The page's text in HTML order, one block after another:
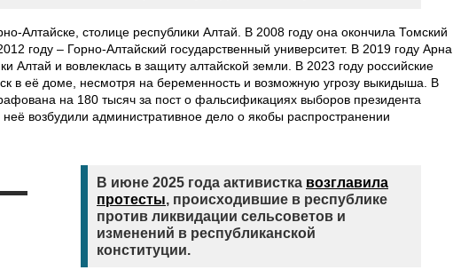
Алтайске, столице республики Алтай. В 2008 году она окончила Томский
году – Горно-Алтайский государственный университет. В 2019 году Арна
Алтай и вовлеклась в защиту алтайской земли. В 2023 году российские
в её доме, несмотря на беременность и возможную угрозу выкидыша. В
на 180 тысяч за пост о фальсификациях выборов президента
возбудили административное дело о якобы распространении
В июне 2025 года активистка возглавила
протесты, происходившие в республике
против ликвидации сельсоветов и
изменений в республиканской
конституции.